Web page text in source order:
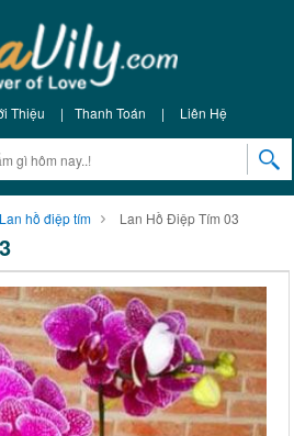
Thiệu | Thanh Toán | Liên Hệ
Lan hồ điệp tím Lan Hồ Điệp Tím 03